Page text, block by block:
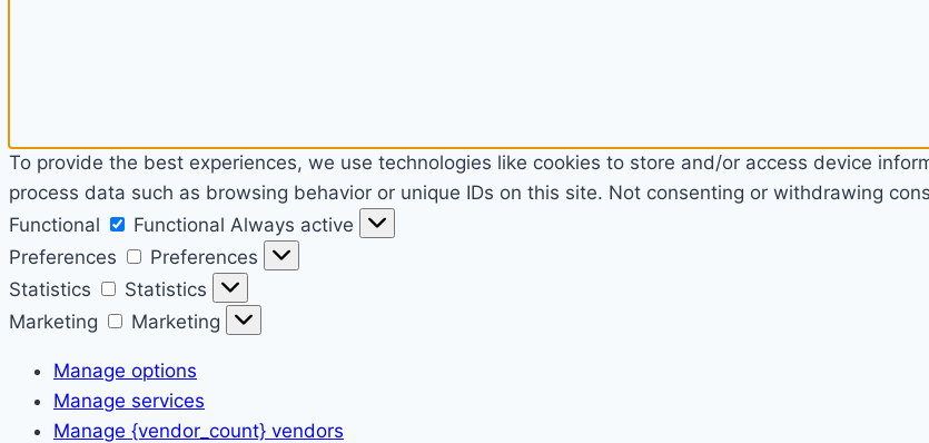
To provide the best experiences, we use technologies like cookies to store and/or access device
process data such as browsing behavior or unique IDs on this site. Not consenting or withdrawing
Functional
Functional Always active
Preferences
Preferences
Statistics
Statistics
Marketing
Marketing
Manage options
Manage services
Manage {vendor_count} vendors